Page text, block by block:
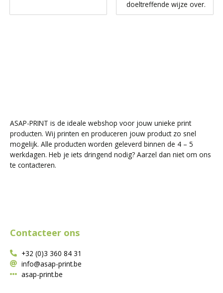
doeltreffende wijze over.
ASAP-PRINT is de ideale webshop voor jouw unieke print
producten. Wij printen en produceren jouw product zo snel
mogelijk. Alle producten worden geleverd binnen de 4 – 5
werkdagen. Heb je iets dringend nodig? Aarzel dan niet om ons
te contacteren.
Contacteer ons
+32 (0)3 360 84 31
info@asap-print.be
asap-print.be